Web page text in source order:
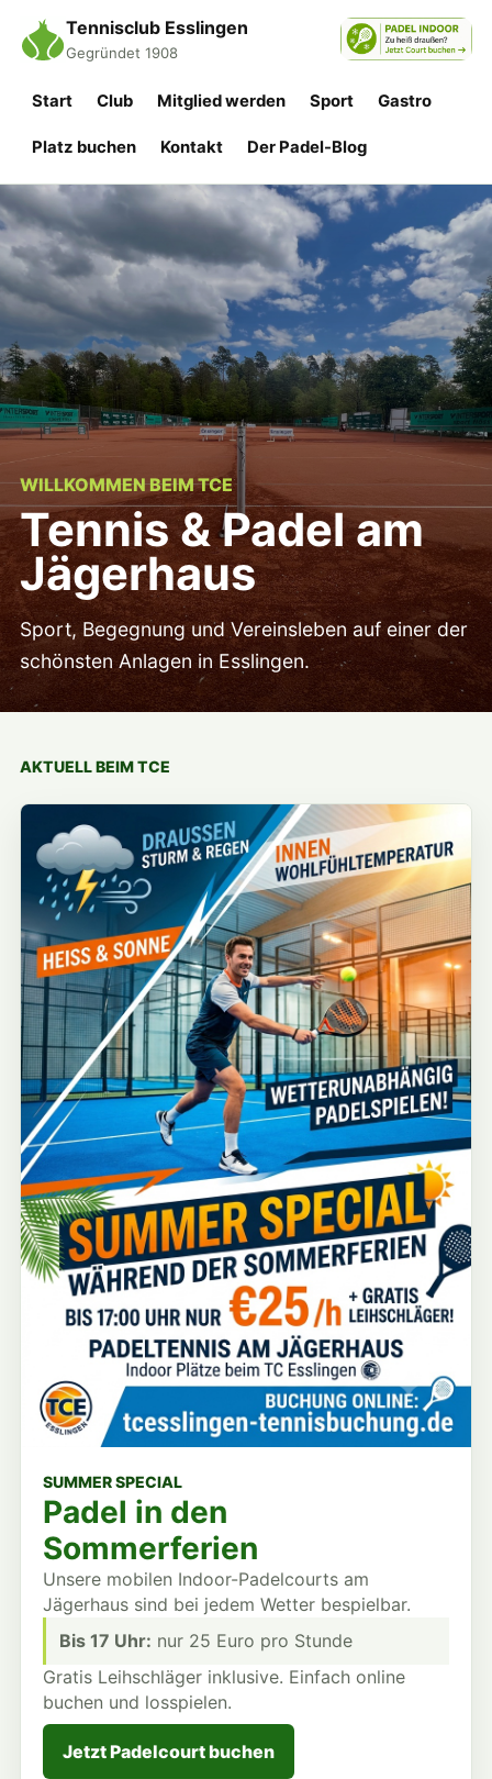
Tennisclub Esslingen
Gegründet 1908
Start Club Mitglied werden Sport Gastro
Platz buchen Kontakt Der Padel-Blog
WILLKOMMEN BEIM TCE
Tennis & Padel am
Jägerhaus
Sport, Begegnung und Vereinsleben auf einer der
schönsten Anlagen in Esslingen.
AKTUELL BEIM TCE
SUMMER SPECIAL
Padel in den
Sommerferien
Unsere mobilen Indoor-Padelcourts am
Jägerhaus sind bei jedem Wetter bespielbar.
Bis 17 Uhr: nur 25 Euro pro Stunde
Gratis Leihschläger inklusive. Einfach online
buchen und losspielen.
Jetzt Padelcourt buchen